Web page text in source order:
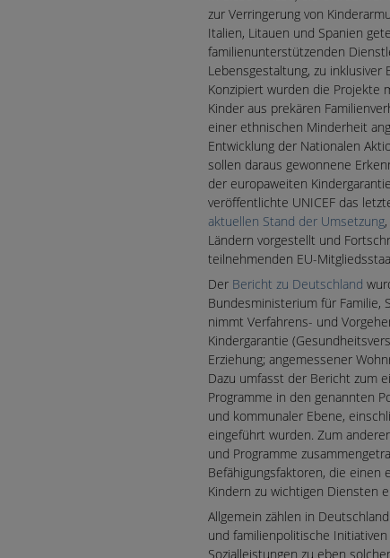
zur Verringerung von
Italien, Litauen und Spanien
familienunterstützenden
Lebensgestaltung, zu inklusiver
Konzipiert wurden die Projekte
Kinder aus prekären
einer ethnischen Minderheit
Entwicklung der Nationalen
sollen daraus gewonnene
der europaweiten
veröffentlichte UNICEF das
aktuellen Stand der Umsetzung
Ländern vorgestellt und
teilnehmenden EU-
Der Bericht zu Deutschland
Bundesministerium für Familie,
nimmt Verfahrens- und
Kindergarantie
Erziehung; angemessener
Dazu umfasst der Bericht zum
Programme in den genannten
und kommunaler Ebene,
eingeführt wurden. Zum
und Programme
Befähigungsfaktoren, die einen
Kindern zu wichtigen Diensten
Allgemein zählen in
und familienpolitische
Sozialleistungen zu eben